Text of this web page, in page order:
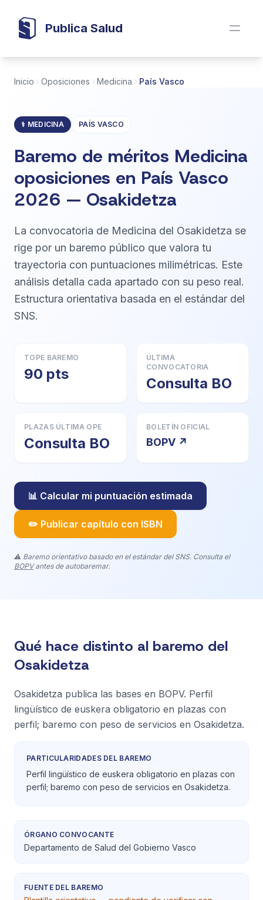
Publica Salud
Inicio Oposiciones Medicina País Vasco
⚕️ MEDICINA PAÍS VASCO
Baremo de méritos Medicina
oposiciones en País Vasco
2026 — Osakidetza
La convocatoria de Medicina del Osakidetza se
rige por un baremo público que valora tu
trayectoria con puntuaciones milimétricas. Este
análisis detalla cada apartado con su peso real.
Estructura orientativa basada en el estándar del
SNS.
TOPE BAREMO
90 pts
ÚLTIMA
CONVOCATORIA
Consulta BO
PLAZAS ÚLTIMA OPE
Consulta BO
BOLETÍN OFICIAL
BOPV ↗
📊 Calcular mi puntuación estimada
✏️ Publicar capítulo con ISBN
⚠️ Baremo orientativo basado en el estándar del SNS. Consulta el
BOPVantes de autobaremar.
Qué hace distinto al baremo del
Osakidetza
Osakidetza publica las bases en BOPV. Perfil
lingüístico de euskera obligatorio en plazas con
perfil; baremo con peso de servicios en Osakidetza.
PARTICULARIDADES DEL BAREMO
Perfil lingüístico de euskera obligatorio en plazas con
perfil; baremo con peso de servicios en Osakidetza.
ÓRGANO CONVOCANTE
Departamento de Salud del Gobierno Vasco
FUENTE DEL BAREMO